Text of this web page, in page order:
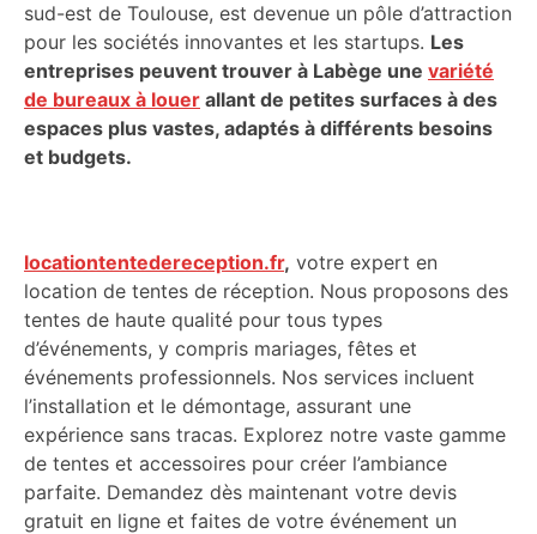
sud-est de Toulouse, est devenue un pôle d’attraction
pour les sociétés innovantes et les startups. Les
entreprises peuvent trouver à Labège une variété
de bureaux à louer allant de petites surfaces à des
espaces plus vastes, adaptés à différents besoins
et budgets.
locationtentedereception.fr, votre expert en
location de tentes de réception. Nous proposons des
tentes de haute qualité pour tous types
d’événements, y compris mariages, fêtes et
événements professionnels. Nos services incluent
l’installation et le démontage, assurant une
expérience sans tracas. Explorez notre vaste gamme
de tentes et accessoires pour créer l’ambiance
parfaite. Demandez dès maintenant votre devis
gratuit en ligne et faites de votre événement un